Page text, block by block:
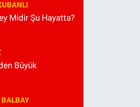
Midir Şu Hayatta?
Büyük
BALBAY